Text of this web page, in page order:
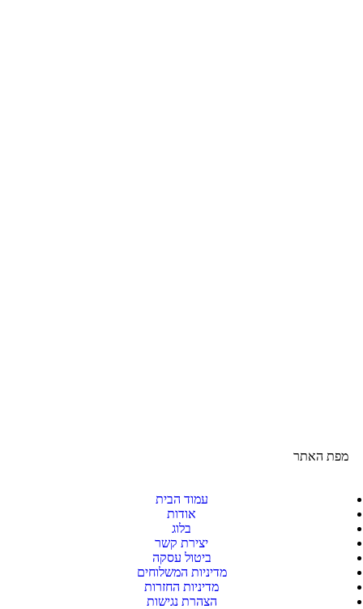
מפת האתר
עמוד הבית
אודות
בלוג
יצירת קשר
ביטול עסקה
מדיניות המשלוחים
מדיניות החזרות
הצהרת נגישות